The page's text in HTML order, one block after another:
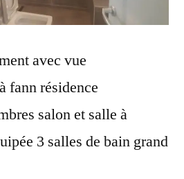
avec vue
fann résidence
salon et salle à
3 salles de bain grand